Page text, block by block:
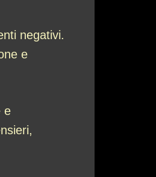
negativi.
e
e